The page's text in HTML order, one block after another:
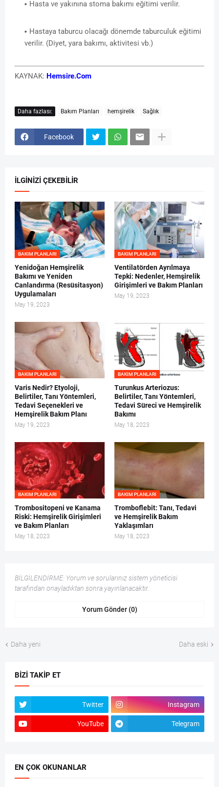
Hasta ve yakınına stoma bakımı eğitimi verilir.
Hastaya taburcu olacağı dönemde taburculuk eğitimi
verilir. (Diyet, yara bakımı, aktivitesi vb.)
KAYNAK: Hemsire.Com
Daha fazlası: Bakım Planları hemşirelik Sağlık
Facebook
İLGİNİZİ ÇEKEBİLİR
BAKIM PLANLARI
Yenidoğan Hemşirelik
Bakımı ve Yeniden
Canlandırma (Resüsitasyon)
Uygulamaları
May 19, 2023
BAKIM PLANLARI
Ventilatörden Ayrılmaya
Tepki: Nedenler, Hemşirelik
Girişimleri ve Bakım Planları
May 19, 2023
BAKIM PLANLARI
Varis Nedir? Etyoloji,
Belirtiler, Tanı Yöntemleri,
Tedavi Seçenekleri ve
Hemşirelik Bakım Planı
May 19, 2023
BAKIM PLANLARI
Turunkus Arteriozus:
Belirtiler, Tanı Yöntemleri,
Tedavi Süreci ve Hemşirelik
Bakımı
May 18, 2023
BAKIM PLANLARI
Trombositopeni ve Kanama
Riski: Hemşirelik Girişimleri
ve Bakım Planları
May 18, 2023
BAKIM PLANLARI
Tromboflebit: Tanı, Tedavi
ve Hemşirelik Bakım
Yaklaşımları
May 18, 2023
BİLGİLENDİRME: Yorum ve sorularınız sistem yöneticisi
tarafından onayladıktan sonra yayınlanacaktır.
Yorum Gönder (0)
Daha yeni Daha eski
BIZI TAKIP ET
Twitter Instagram
YouTube Telegram
EN ÇOK OKUNANLAR